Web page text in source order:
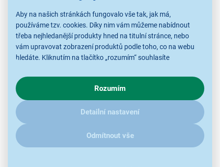
Aby na našich stránkách fungovalo vše tak, jak má,
používáme tzv. cookies. Díky nim vám můžeme nabídnout
třeba nejhledanější produkty hned na titulní stránce, nebo
vám upravovat zobrazení produktů podle toho, co na webu
hledáte. Kliknutím na tlačítko „rozumím“ souhlasíte
chování na webu pro zobrazení cílených reklam. Pokud vás
zajímají detaily, jak u nás s cookies a dalšími údaji pracujeme,
kliknětesem.
Rozumím
Detailní nastavení
Odmítnout vše
páka s nerezovým portafiltrem
digitální řízení pro preciznější chod
nahřívací plocha pro šálky
extra místo pro velké hrnky
volba páry / horké vody